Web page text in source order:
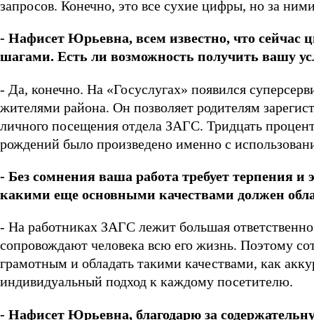
запросов. Конечно, это все сухие цифры, но за
- Нафисет Юрьевна, всем известно, что
шагами. Есть ли возможность получить вашу
- Да, конечно. На «Госуслугах» появился
жителями района. Он позволяет родителям
личного посещения отдела ЗАГС. Тридцать
рождений было произведено именно с
- Без сомнения ваша работа требует терпения
какими еще основными качествами должен
- На работниках ЗАГС лежит большая
сопровождают человека всю его жизнь. Поэтому
грамотным и обладать такими качествами, как
индивидуальный подход к каждому посетителю.
- Нафисет Юрьевна, благодарю за